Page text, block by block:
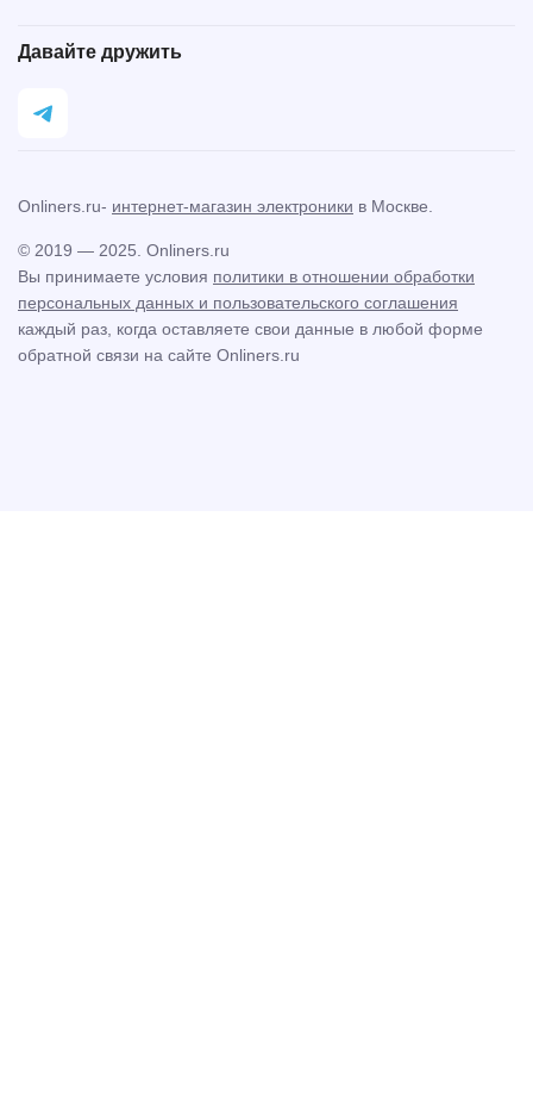
Давайте дружить
Вы принимаете условия политики в отношении обработки
персональных данных и пользовательского соглашения
каждый раз, когда оставляете свои данные в любой форме
обратной связи на сайте Onliners.ru
© 2019 — 2025. Onliners.ru
Onliners.ru- интернет-магазин электроники в Москве.